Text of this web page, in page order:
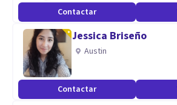
Contactar
Jessica Briseño
Austin
Contactar